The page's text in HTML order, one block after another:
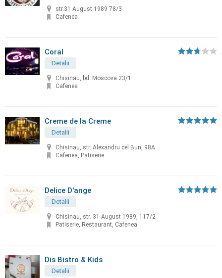
str.31 August 1989 78/3
Cafenea
Coral
Detalii
Chisinau, bd. Moscova 23/1
Cafenea
Creme de la Creme
Detalii
Chisinau, str. Alexandru cel Bun, 98A
Cafenea, Patiserie
Delice D'ange
Detalii
Chisinau, str. 31 August 1989, 117/2
Patiserie, Restaurant, Cafenea
Dis Bistro & Kids
Detalii